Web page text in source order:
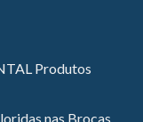
Produtos
nas Brocas